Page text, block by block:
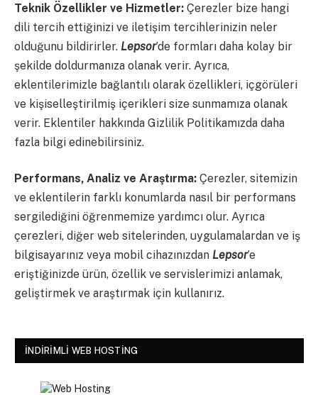
Teknik Özellikler ve Hizmetler: Çerezler bize hangi
dili tercih ettiğinizi ve iletişim tercihlerinizin neler
olduğunu bildirirler. Lepsor’de formları daha kolay bir
şekilde doldurmanıza olanak verir. Ayrıca,
eklentilerimizle bağlantılı olarak özellikleri, içgörüleri
ve kişiselleştirilmiş içerikleri size sunmamıza olanak
verir. Eklentiler hakkında Gizlilik Politikamızda daha
fazla bilgi edinebilirsiniz.
Performans, Analiz ve Araştırma: Çerezler, sitemizin
ve eklentilerin farklı konumlarda nasıl bir performans
sergilediğini öğrenmemize yardımcı olur. Ayrıca
çerezleri, diğer web sitelerinden, uygulamalardan ve iş
bilgisayarınız veya mobil cihazınızdan Lepsor’e
eriştiğinizde ürün, özellik ve servislerimizi anlamak,
geliştirmek ve araştırmak için kullanırız.
İNDIRIMLI WEB HOSTING